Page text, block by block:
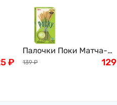
₽
Палочки Поки Матча-
Латте Pocky Glico, 33 г,
139 ₽ 129